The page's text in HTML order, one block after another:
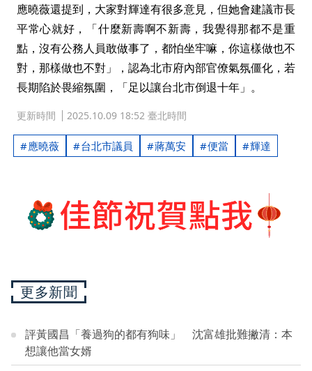
應曉薇還提到，大家對輝達有很多意見，但她會建議市長
平常心就好，「什麼新壽啊不新壽，我覺得那都不是重
點，沒有公務人員敢做事了，都怕坐牢嘛，你這樣做也不
對，那樣做也不對」，認為北市府內部官僚氣氛僵化，若
長期陷於畏縮氛圍，「足以讓台北市倒退十年」。
更新時間 2025.10.09 18:52 臺北時間
應曉薇 台北市議員 蔣萬安 便當 輝達
更多新聞
評黃國昌「養過狗的都有狗味」 沈富雄批難撇清：本
想讓他當女婿